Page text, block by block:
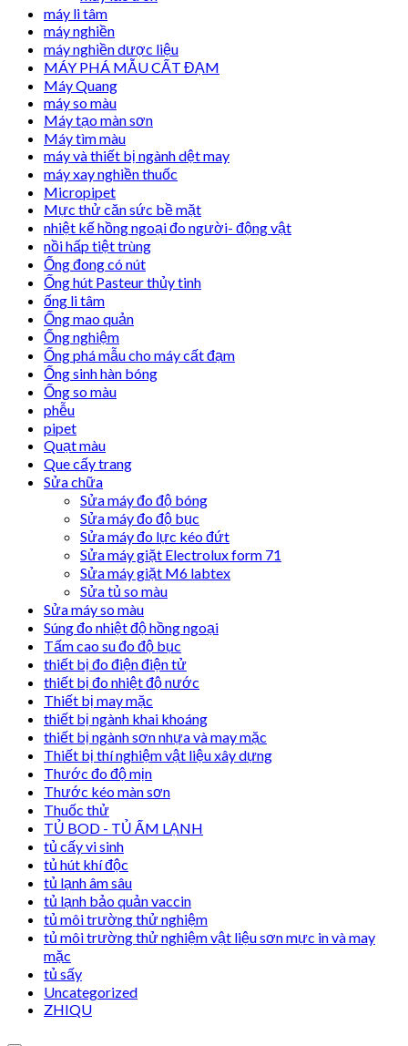
máy li tâm
máy nghiền
máy nghiền dược liệu
MÁY PHÁ MẪU CẤT ĐẠM
Máy Quang
máy so màu
Máy tạo màn sơn
Máy tìm màu
máy và thiết bị ngành dệt may
máy xay nghiền thuốc
Micropipet
Mực thử căn sức bề mặt
nhiệt kế hồng ngoại đo người- động vật
nồi hấp tiệt trùng
Ống đong có nút
Ống hút Pasteur thủy tinh
ống li tâm
Ống mao quản
Ống nghiệm
Ống phá mẫu cho máy cất đạm
Ống sinh hàn bóng
Ống so màu
phễu
pipet
Quạt màu
Que cấy trang
Sửa chữa
Sửa máy đo độ bóng
Sửa máy đo độ bục
Sửa máy đo lực kéo đứt
Sửa máy giặt Electrolux form 71
Sửa máy giặt M6 labtex
Sửa tủ so màu
Sửa máy so màu
Súng đo nhiệt độ hồng ngoại
Tấm cao su đo độ bục
thiết bị đo điện điện tử
thiết bị đo nhiệt độ nước
Thiết bị may mặc
thiết bị ngành khai khoáng
thiết bị ngành sơn nhựa và may mặc
Thiết bị thí nghiệm vật liệu xây dựng
Thước đo độ mịn
Thước kéo màn sơn
Thuốc thử
TỦ BOD - TỦ ẤM LẠNH
tủ cấy vi sinh
tủ hút khí độc
tủ lạnh âm sâu
tủ lạnh bảo quản vaccin
tủ môi trường thử nghiệm
tủ môi trường thử nghiệm vật liệu sơn mực in và may
mặc
tủ sấy
Uncategorized
ZHIQU